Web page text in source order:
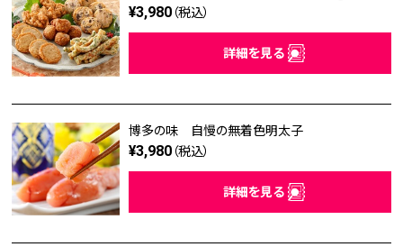
¥3,980 （税込）
詳細を見る
博多の味 自慢の無着色明太子
¥3,980 （税込）
詳細を見る